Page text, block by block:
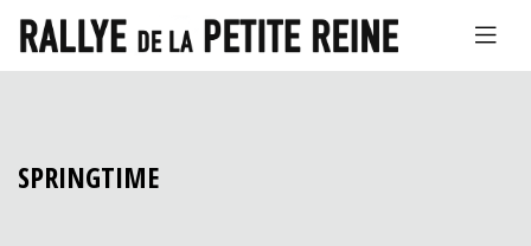
SPRINGTIME